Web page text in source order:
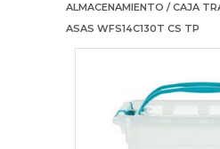
ALMACENAMIENTO / CAJA
ASAS WFS14C130T CS TP